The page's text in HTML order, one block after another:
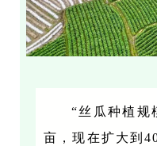
“丝瓜种植规
亩，现在扩大到